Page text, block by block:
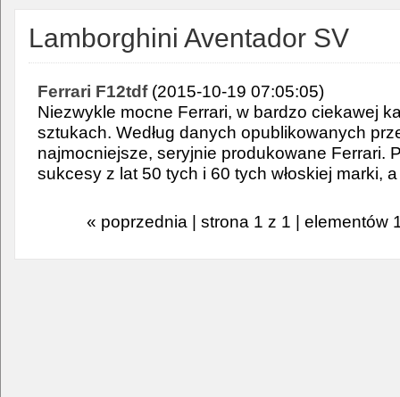
Lamborghini Aventador SV
Ferrari F12tdf(2015-10-19 07:05:05)
Niezwykle mocne Ferrari, w bardzo ciekawej
sztukach. Według danych opublikowanych
najmocniejsze, seryjnie produkowane Ferrari.
sukcesy z lat 50 tych i 60 tych włoskiej marki,
« poprzednia | strona 1 z 1 | elementów